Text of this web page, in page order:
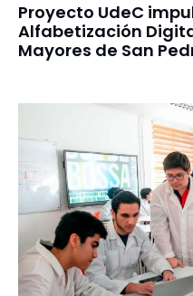
Proyecto UdeC
Alfabetización
Mayores de San